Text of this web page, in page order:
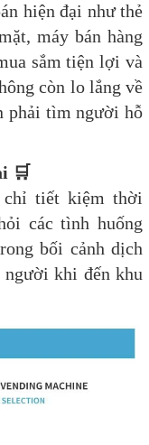
hiện đại như thẻ
máy bán hàng
sắm tiện lợi và
còn lo lắng về
phải tìm người hỗ
🛒
chỉ tiết kiệm thời
các tình huống
bối cảnh dịch
người khi đến khu